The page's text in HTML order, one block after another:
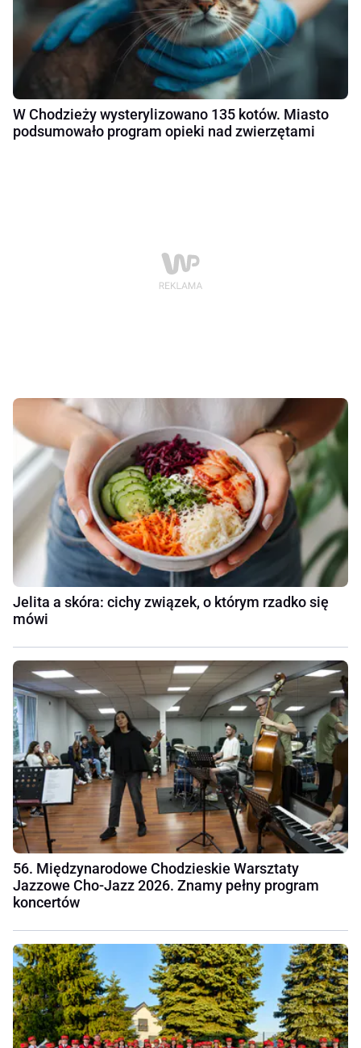
W Chodzieży wysterylizowano 135 kotów. Miasto
podsumowało program opieki nad zwierzętami
Jelita a skóra: cichy związek, o którym rzadko się
mówi
56. Międzynarodowe Chodzieskie Warsztaty
Jazzowe Cho-Jazz 2026. Znamy pełny program
koncertów